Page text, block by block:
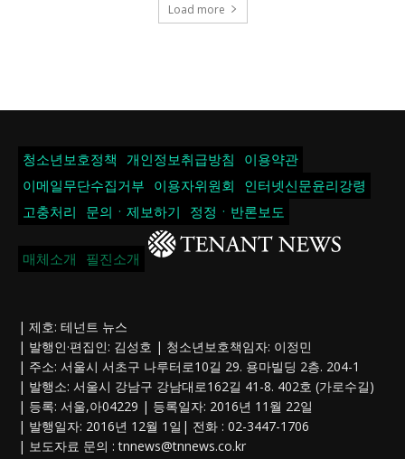
Load more
청소년보호정책 개인정보취급방침
이용약관
이메일무단수집거부
이용자위원회
인터넷신문윤리강령
고충처리
문의ㆍ제보하기 정정ㆍ반론보도
매체소개 필진소개
| 제호: 테넌트 뉴스
| 발행인·편집인: 김성호 | 청소년보호책임자: 이정민
| 주소: 서울시 서초구 나루터로10길 29. 용마빌딩 2층. 204-1
| 발행소: 서울시 강남구 강남대로162길 41-8. 402호 (가로수길)
| 등록: 서울,아04229 | 등록일자: 2016년 11월 22일
| 발행일자: 2016년 12월 1일| 전화 : 02-3447-1706
| 보도자료 문의 :tnnews@tnnews.co.kr